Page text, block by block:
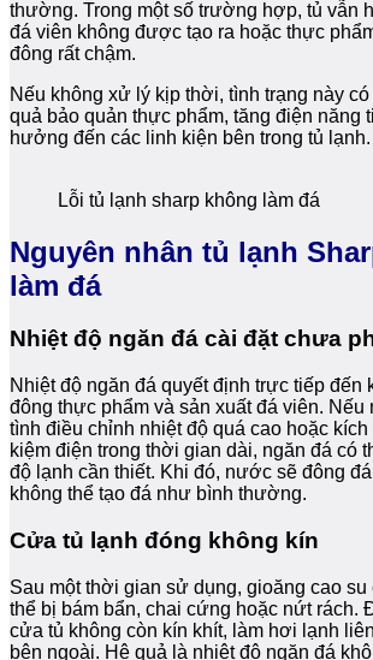
thường. Trong một số trường hợp, tủ vẫn
đá viên không được tạo ra hoặc thực
đông rất chậm.
Nếu không xử lý kịp thời, tình trạng này
quả bảo quản thực phẩm, tăng điện năng
hưởng đến các linh kiện bên trong tủ lạnh.
Lỗi tủ lạnh sharp không làm đá
Nguyên nhân tủ lạnh
làm đá
Nhiệt độ ngăn đá cài đặt chưa
Nhiệt độ ngăn đá quyết định trực tiếp đến
đông thực phẩm và sản xuất đá viên.
tình điều chỉnh nhiệt độ quá cao hoặc kích
kiệm điện trong thời gian dài, ngăn đá có
độ lạnh cần thiết. Khi đó, nước sẽ đông
không thể tạo đá như bình thường.
Cửa tủ lạnh đóng không kín
Sau một thời gian sử dụng, gioăng cao
thể bị bám bẩn, chai cứng hoặc nứt rách.
cửa tủ không còn kín khít, làm hơi lạnh
bên ngoài. Hệ quả là nhiệt độ ngăn đá